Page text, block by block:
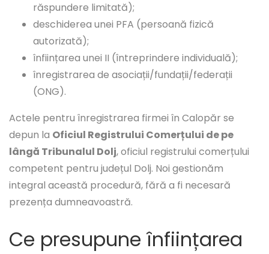
răspundere limitată);
deschiderea unei PFA (persoană fizică
autorizată);
înființarea unei II (întreprindere individuală);
înregistrarea de asociații/fundații/federații
(ONG).
Actele pentru înregistrarea firmei în Calopăr se
depun la Oficiul Registrului Comerțului de pe
lângă Tribunalul Dolj, oficiul registrului comerțului
competent pentru județul Dolj. Noi gestionăm
integral această procedură, fără a fi necesară
prezența dumneavoastră.
Ce presupune înființarea